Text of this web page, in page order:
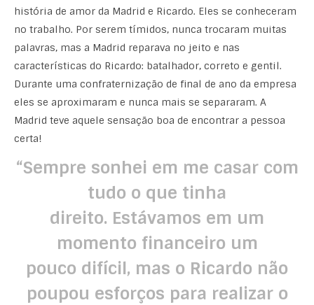
história de amor da Madrid e Ricardo. Eles se conheceram
no trabalho. Por serem tímidos, nunca trocaram muitas
palavras, mas a Madrid reparava no jeito e nas
características do Ricardo: batalhador, correto e gentil.
Durante uma confraternização de final de ano da empresa
eles se aproximaram e nunca mais se separaram. A
Madrid teve aquele sensação boa de encontrar a pessoa
certa!
“Sempre sonhei em me casar com
tudo o que tinha
direito. Estávamos em um
momento financeiro um
pouco difícil, mas o Ricardo não
poupou esforços para realizar o